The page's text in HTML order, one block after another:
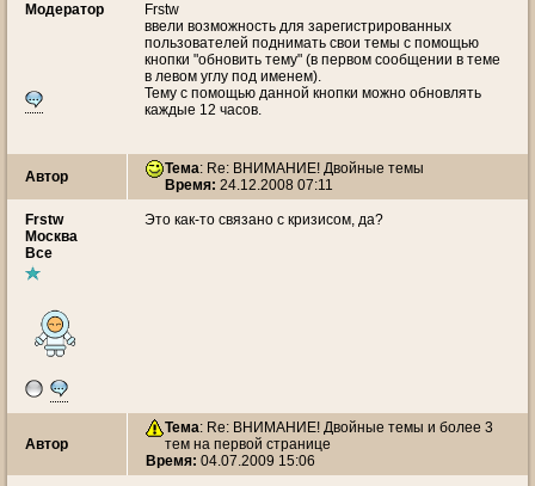
Модератор
Frstw
ввели возможность для зарегистрированных
пользователей поднимать свои темы с помощью
кнопки "обновить тему" (в первом сообщении в теме
в левом углу под именем).
Тему с помощью данной кнопки можно обновлять
каждые 12 часов.
Автор Тема: Re: ВНИМАНИЕ! Двойные темы
Время: 24.12.2008 07:11
Frstw
Москва
Все
Это как-то связано с кризисом, да?
Автор
Тема: Re: ВНИМАНИЕ! Двойные темы и более 3
тем на первой странице
Время: 04.07.2009 15:06